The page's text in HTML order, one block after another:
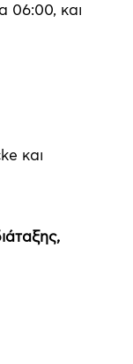
06:00, και
και